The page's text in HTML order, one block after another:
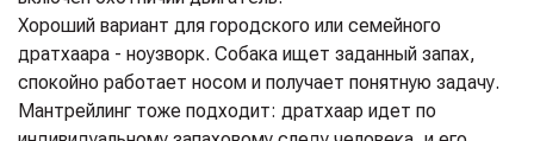
Хороший вариант для городского или семейного
дратхаара - ноузворк. Собака ищет заданный запах,
спокойно работает носом и получает понятную задачу.
Мантрейлинг тоже подходит: дратхаар идет по